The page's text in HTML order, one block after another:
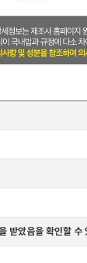
받았음을 확인할 수